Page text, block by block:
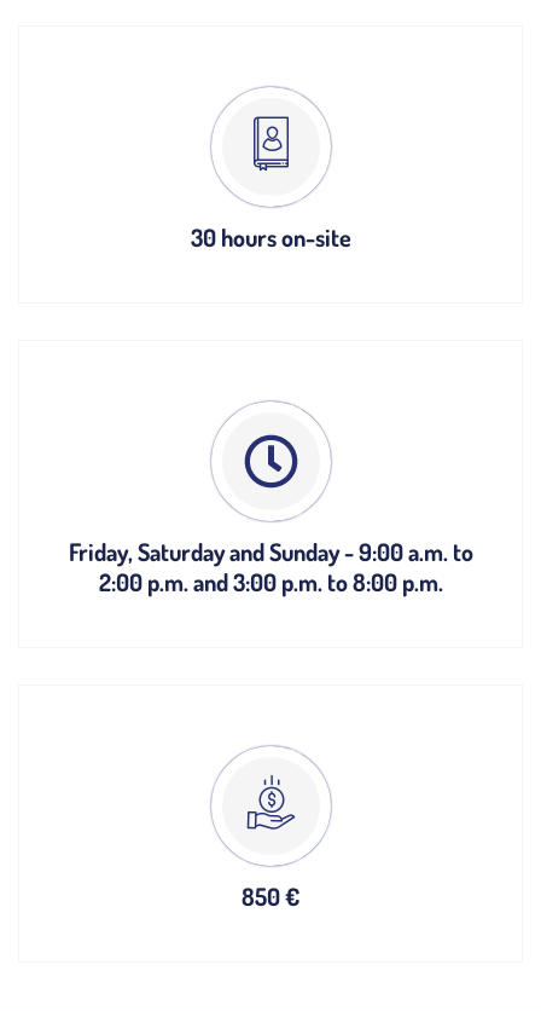
30 hours on-site
Friday, Saturday and Sunday - 9:00 a.m. to
2:00 p.m. and 3:00 p.m. to 8:00 p.m.
850 €